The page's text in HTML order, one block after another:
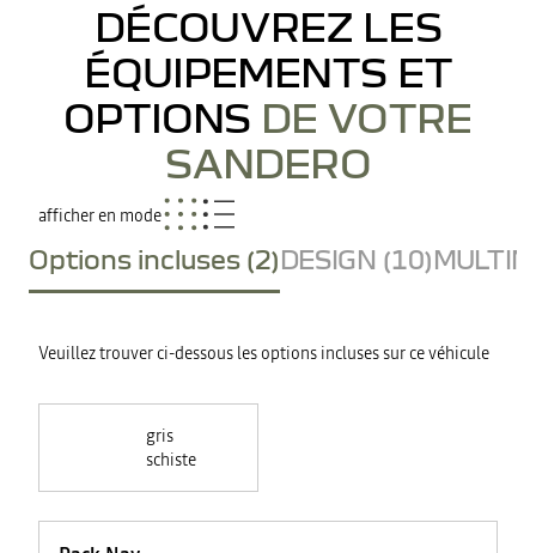
DÉCOUVREZ LES
ÉQUIPEMENTS ET
OPTIONS DE VOTRE
SANDERO
afficher en mode
Options incluses (2)DESIGN (10)
Veuillez trouver ci-dessous les options incluses sur ce véhicule
gris
schiste